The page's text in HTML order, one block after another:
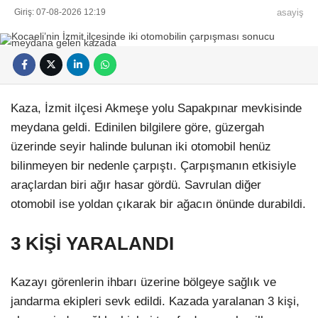
Giriş: 07-08-2026 12:19 asayiş
Kaza, İzmit ilçesi Akmeşe yolu Sapakpınar mevkisinde
meydana geldi. Edinilen bilgilere göre, güzergah
üzerinde seyir halinde bulunan iki otomobil henüz
bilinmeyen bir nedenle çarpıştı. Çarpışmanın etkisiyle
araçlardan biri ağır hasar gördü. Savrulan diğer
otomobil ise yoldan çıkarak bir ağacın önünde durabildi.
3 KİŞİ YARALANDI
Kazayı görenlerin ihbarı üzerine bölgeye sağlık ve
jandarma ekipleri sevk edildi. Kazada yaralanan 3 kişi,